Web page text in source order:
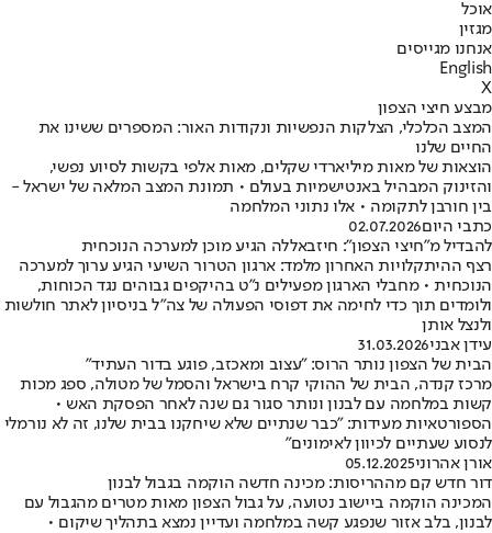
אוכל
מגזין
אנחנו מגייסים
English
X
מבצע חיצי הצפון
המצב הכלכלי, הצלקות הנפשיות ונקודות האור: המספרים ששינו את
החיים שלנו
הוצאות של מאות מיליארדי שקלים, מאות אלפי בקשות לסיוע נפשי,
והזינוק המבהיל באנטישמיות בעולם • תמונת המצב המלאה של ישראל -
בין חורבן לתקומה • אלו נתוני המלחמה
כתבי היום02.07.2026
להבדיל מ"חיצי הצפון": חיזבאללה הגיע מוכן למערכה הנוכחית
רצף ההיתקלויות האחרון מלמד: ארגון הטרור השיעי הגיע ערוך למערכה
הנוכחית • מחבלי הארגון מפעילים נ"ט בהיקפים גבוהים נגד הכוחות,
ולומדים תוך כדי לחימה את דפוסי הפעולה של צה"ל בניסיון לאתר חולשות
ולנצל אותן
עידן אבני31.03.2026
הבית של הצפון נותר הרוס: "עצוב ומאכזב, פוגע בדור העתיד"
מרכז קנדה, הבית של ההוקי קרח בישראל והסמל של מטולה, ספג מכות
קשות במלחמה עם לבנון ונותר סגור גם שנה לאחר הפסקת האש •
הספורטאיות מעידות: "כבר שנתיים שלא שיחקנו בבית שלנו, זה לא נורמלי
לנסוע שעתיים לכיוון לאימונים"
אורן אהרוני05.12.2025
דור חדש קם מההריסות: מכינה חדשה הוקמה בגבול לבנון
המכינה הוקמה ביישוב נטועה, על גבול הצפון מאות מטרים מהגבול עם
לבנון, בלב אזור שנפגע קשה במלחמה ועדיין נמצא בתהליך שיקום •